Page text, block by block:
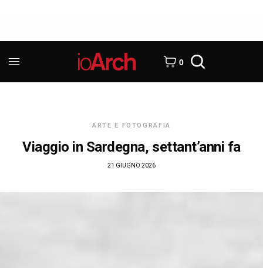
0
ARTE E FOTOGRAFIA
Viaggio in Sardegna, settant’anni fa
21 GIUGNO 2026